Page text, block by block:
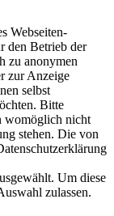
Webseiten-
den Betrieb der
zu anonymen
zur Anzeige
selbst
Bitte
womöglich nicht
stehen. Die von
Um diese
zulassen.